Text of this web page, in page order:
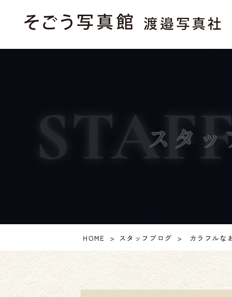
スタッ
HOME スタッフブログ カラフルな